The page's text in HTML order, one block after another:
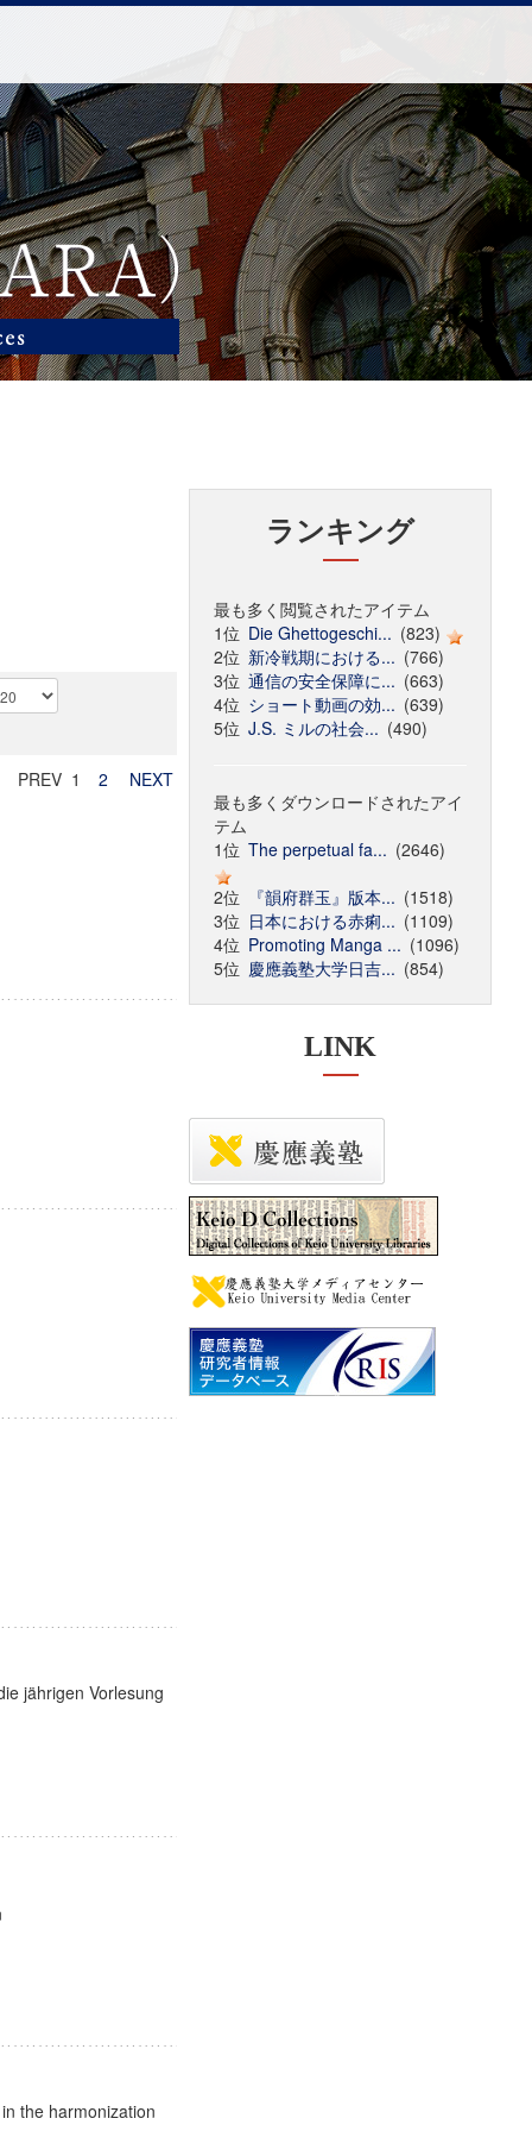
PREV 1 2 NEXT
jährigen Vorlesung
the harmonization
ランキング
最も多く閲覧されたアイテム
1位 Die Ghettogeschi... (823)
2位 新冷戦期における... (766)
3位 通信の安全保障に... (663)
4位 ショート動画の効... (639)
5位 J.S. ミルの社会... (490)
最も多くダウンロードされたアイ
テム
1位 The perpetual fa... (2646)
2位
『韻府群玉』版本... (1518)
3位 日本における赤痢... (1109)
4位 Promoting Manga ... (1096)
5位 慶應義塾大学日吉... (854)
LINK